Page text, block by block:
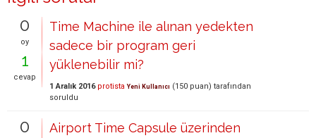
0
oy
1
cevap
Time Machine ile alınan yedekten
sadece bir program geri
yüklenebilir mi?
1 Aralık 2016 protista Yeni Kullanıcı (150 puan) tarafından
soruldu
0
Airport Time Capsule üzerinden